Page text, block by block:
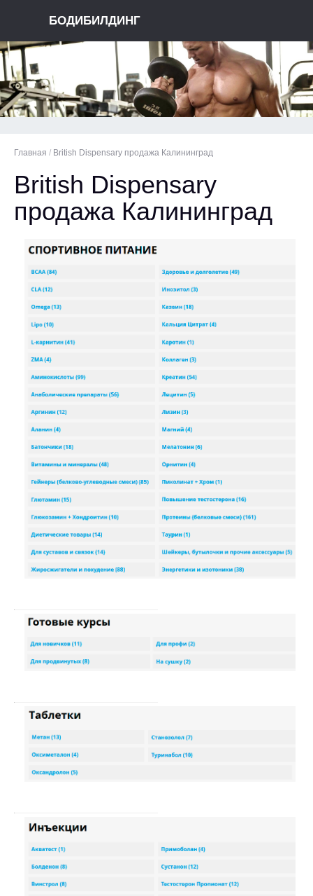
БОДИБИЛДИНГ
Главная / British Dispensary продажа Калининград
British Dispensary
продажа Калининград